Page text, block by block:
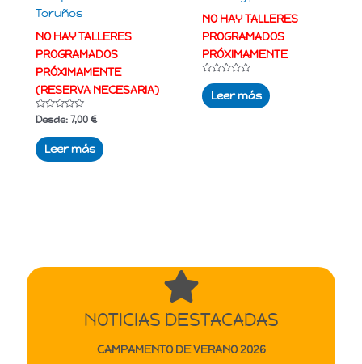
Toruños
NO HAY TALLERES
PROGRAMADOS
PRÓXIMAMENTE
(RESERVA NECESARIA)
Valorado
con
de
5
Desde:7,00€
Leer más
NO HAY TALLERES
PROGRAMADOS
PRÓXIMAMENTE
Valorado
con
0
de
Leer más
NOTICIAS DESTACADAS
CAMPAMENTO DE VERANO 2026